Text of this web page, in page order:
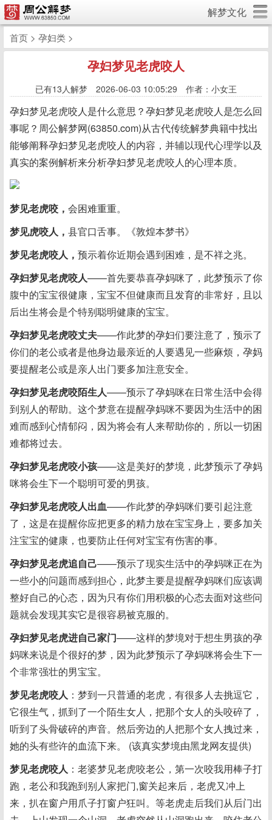
解梦文化
首页 > 孕妇类 >
孕妇梦见老虎咬人
已有13人解梦 2026-06-03 10:05:29 作者：小女王
孕妇梦见老虎咬人是什么意思？孕妇梦见老虎咬人是怎么回
事呢？周公解梦网(63850.com)从古代传统解梦典籍中找出
能够阐释孕妇梦见老虎咬人的内容，并辅以现代心理学以及
真实的案例解析来分析孕妇梦见老虎咬人的心理本质。
梦见老虎咬， 会困难重重。
梦见虎咬人， 县官口舌事。《敦煌本梦书》
梦见老虎咬人， 预示着你近期会遇到困难，是不祥之兆。
孕妇梦见老虎咬人——首先要恭喜孕妈咪了，此梦预示了你
腹中的宝宝很健康，宝宝不但健康而且发育的非常好，且以
后出生将会是个特别聪明健康的宝宝。
孕妇梦见老虎咬丈夫——作此梦的孕妇们要注意了，预示了
你们的老公或者是他身边最亲近的人要遇见一些麻烦，孕妈
要提醒老公或是亲人出门要多加注意安全。
孕妇梦见老虎咬陌生人——预示了孕妈咪在日常生活中会得
到别人的帮助。这个梦意在提醒孕妈咪不要因为生活中的困
难而感到心情郁闷，因为将会有人来帮助你的，所以一切困
难都将过去。
孕妇梦见老虎咬小孩——这是美好的梦境，此梦预示了孕妈
咪将会生下一个聪明可爱的男孩。
孕妇梦见老虎咬人出血——作此梦的孕妈咪们要引起注意
了，这是在提醒你应把更多的精力放在宝宝身上，要多加关
注宝宝的健康，也要防止任何对宝宝有伤害的事。
孕妇梦见老虎追自己——预示了现实生活中的孕妈咪正在为
一些小的问题而感到担心，此梦主要是提醒孕妈咪们应该调
整好自己的心态，因为只有你们用积极的心态去面对这些问
题就会发现其实它是很容易被克服的。
孕妇梦见老虎进自己家门——这样的梦境对于想生男孩的孕
妈咪来说是个很好的梦，因为此梦预示了孕妈咪将会生下一
个非常强壮的男宝宝。
梦见老虎咬人 ：梦到一只普通的老虎，有很多人去挑逗它，
它很生气，抓到了一个陌生女人，把那个女人的头咬碎了，
听到了头骨破碎的声音。然后旁边的人把那个女人拽过来，
她的头有些许的血流下来。 (该真实梦境由黑龙网友提供)
梦见老虎咬人 ：老婆梦见老虎咬老公，第一次咬我用棒子打
跑，老公和我跑到别人家把门,窗关起来后，老虎又冲上
来，扒在窗户用爪子打窗户狂叫。等老虎走后我们从后门出